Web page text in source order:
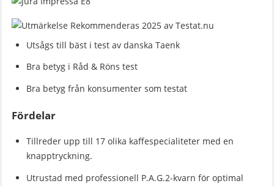
Utsågs till bäst i test av danska Taenk
Bra betyg i Råd & Röns test
Bra betyg från konsumenter som testat
Fördelar
Tillreder upp till 17 olika kaffespecialiteter med en
knapptryckning.
Utrustad med professionell P.A.G.2-kvarn för optimal